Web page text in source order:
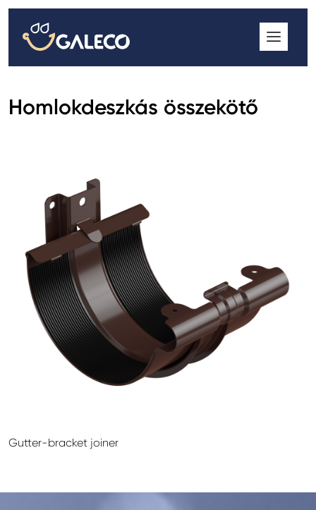
Homlokdeszkás összekötő
Gutter-bracket joiner
ROOFGUTTER CLASSIC
GALECO GRIN MOD
GALECO PVC ERESZCSATORNA RENDSZER
GALECO STAL ERESZCSATORNA RENDSZER
GALECO STAL ERESZCSATORNA RENDSZER
GALECO REJTETT ERESZCSATORNA RENDSZER
QSTALYO ERESZCSATORNA RENDSZER
GALECO LEMEZTERMÉKEK ÉS TETŐKIEGÉSZÍTŐK
CLAMPINE SZERELŐ PLATFORMOK